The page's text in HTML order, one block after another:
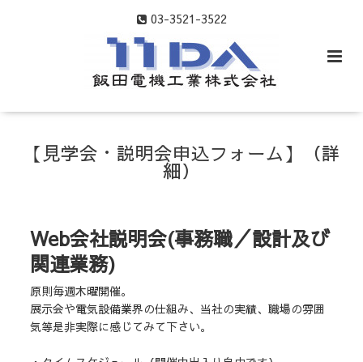
03-3521-3522
【見学会・説明会申込フォーム】（詳
細）
Web会社説明会(事務職／設計及び
関連業務)
原則毎週木曜開催。
展示会や電気設備業界の仕組み、当社の実績、職場の雰囲
気等是非実際に感じてみて下さい。